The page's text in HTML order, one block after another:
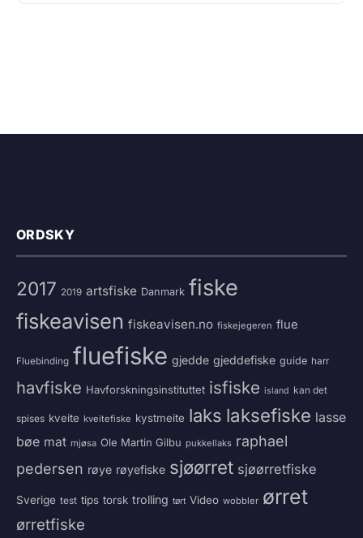
ORDSKY
2017 2019 artsfiske Danmark fiske
fiskeavisen fiskeavisen.no fiskejegeren flue
Fluebinding fluefiske gjedde gjeddefiske guide harr
havfiske Havforskningsinstituttet isfiske island kan det
spises kveite kveitefiske kystmeite laks laksefiske lasse
bøe mat mjøsa Ole Martin Gilbu pukkellaks raphael
pedersen røye røyefiske sjøørret sjøørretfiske
Sverige test tips torsk trolling tørt Video wobbler ørret
ørretfiske